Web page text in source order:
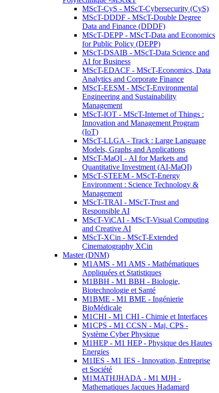
MScT-CyS - MScT-Cybersecurity (CyS)
MScT-DDDF - MScT-Double Degree
Data and Finance (DDDF)
MScT-DEPP - MScT-Data and Economics
for Public Policy (DEPP)
MScT-DSAIB - MScT-Data Science and
AI for Business
MScT-EDACF - MScT-Economics, Data
Analytics and Corporate Finance
MScT-EESM - MScT-Environmental
Engineering and Sustainability
Management
MScT-IOT - MScT-Internet of Things :
Innovation and Management Program
(IoT)
MScT-LLGA - Track : Large Language
Models, Graphs and Applications
MScT-MaQI - AI for Markets and
Quantitative Investment (AI-MaQI)
MScT-STEEM - MScT-Energy
Environment : Science Technology &
Management
MScT-TRAI - MScT-Trust and
Responsible AI
MScT-ViCAI - MScT-Visual Computing
and Creative AI
MScT-XCin - MScT-Extended
Cinematography XCin
Master (DNM)
M1AMS - M1 AMS - Mathématiques
Appliquées et Statistiques
M1BBH - M1 BBH - Biologie,
Biotechnologie et Santé
M1BME - M1 BME - Ingénierie
BioMédicale
M1CHI - M1 CHI - Chimie et Interfaces
M1CPS - M1 CCSN - Maj. CPS -
Système Cyber Physique
M1HEP - M1 HEP - Physique des Hautes
Energies
M1IES - M1 IES - Innovation, Entreprise
et Société
M1MATHJHADA - M1 MJH -
Mathematiques Jacques Hadamard